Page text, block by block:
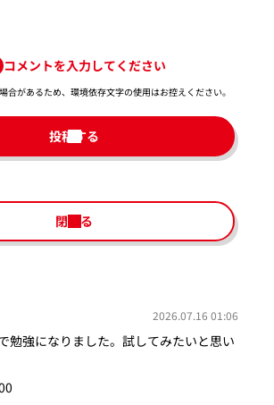
コメントを入力してください
合があるため、環境依存文字の使用はお控えください。​
投稿する
閉じる
2026.07.16 01:06
勉強になりました。試してみたいと思い